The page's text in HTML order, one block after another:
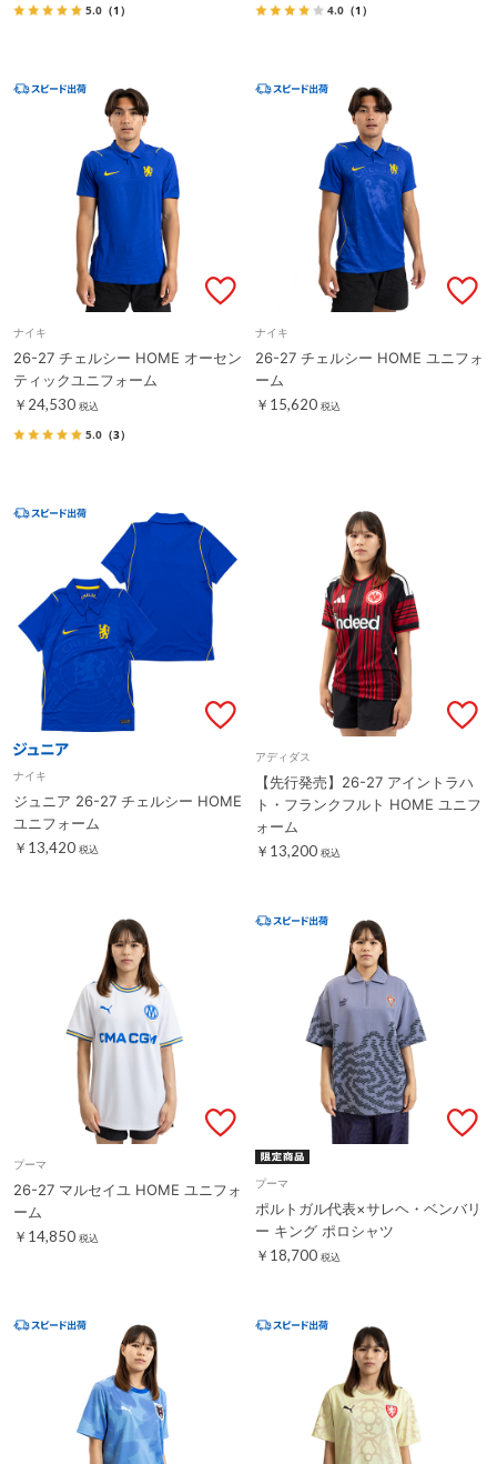
5.0 （1） 4.0 （1）
ナイキ
26-27 チェルシー HOME オーセン
ティックユニフォーム
￥24,530 税込
5.0 （3）
ナイキ
26-27 チェルシー HOME ユニフォ
ーム
￥15,620 税込
ナイキ
ジュニア 26-27 チェルシー HOME
ユニフォーム
￥13,420 税込
アディダス
【先行発売】26-27 アイントラハ
ト・フランクフルト HOME ユニフ
ォーム
￥13,200 税込
プーマ
26-27 マルセイユ HOME ユニフォ
ーム
￥14,850 税込
プーマ
ポルトガル代表×サレヘ・ベンバリ
ー キング ポロシャツ
￥18,700 税込